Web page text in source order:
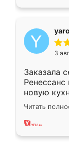
3
Заказала
Ренессанс
новую
вполне
два года,
Читать